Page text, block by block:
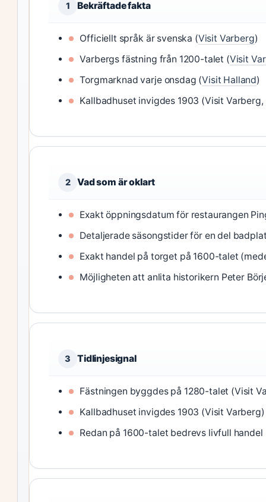
1 Bekräftade fakta
Officiellt språk är svenska (Visit Varberg)
Varbergs fästning från 1200-talet (Visit
Torgmarknad varje onsdag (Visit Halland)
Kallbadhuset invigdes 1903 (Visit Varberg,
2 Vad som är oklart
Exakt öppningsdatum för restaurangen
Detaljerade säsongstider för en del
Exakt handel på torget på 1600-talet
Möjligheten att anlita historikern Peter
3 Tidlinjesignal
Fästningen byggdes på 1280-talet (Visit
Kallbadhuset invigdes 1903 (Visit Varberg)
Redan på 1600-talet bedrevs livfull